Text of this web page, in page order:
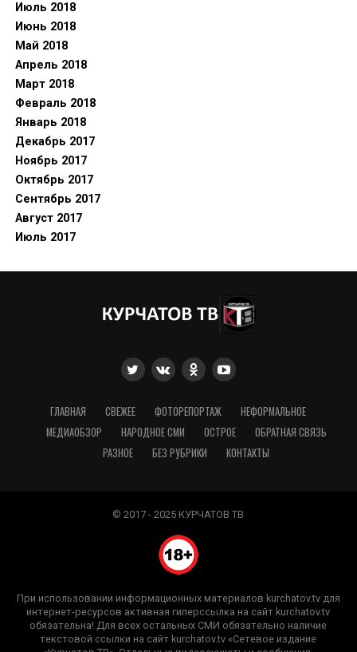
Июль 2018
Июнь 2018
Май 2018
Апрель 2018
Март 2018
Февраль 2018
Январь 2018
Декабрь 2017
Ноябрь 2017
Октябрь 2017
Сентябрь 2017
Август 2017
Июль 2017
ГЛАВНАЯ СВЕЖЕЕ ФОТОРЕПОРТАЖ
НЕФОРМАЛЬНОЕ
МЕДИАОБЗОР
НАРОДНОЕ СМИ ОСТРОЕ
ОБРАТНАЯ СВЯЗЬ
РАЗНОЕ
БЕЗ РУБРИКИ КОНТАКТЫ
© 2017 - 2025 КУРЧАТОВ ТВ
При использовании информационных материалов kurchatov.tv для
интернет-ресурсов активная гиперссылка на сайт kurchatov.tv
обязательна! Для всех остальных СМИ обязательно наличие
текстовой ссылки на сайт kurchatov.tv «Сетевое издание